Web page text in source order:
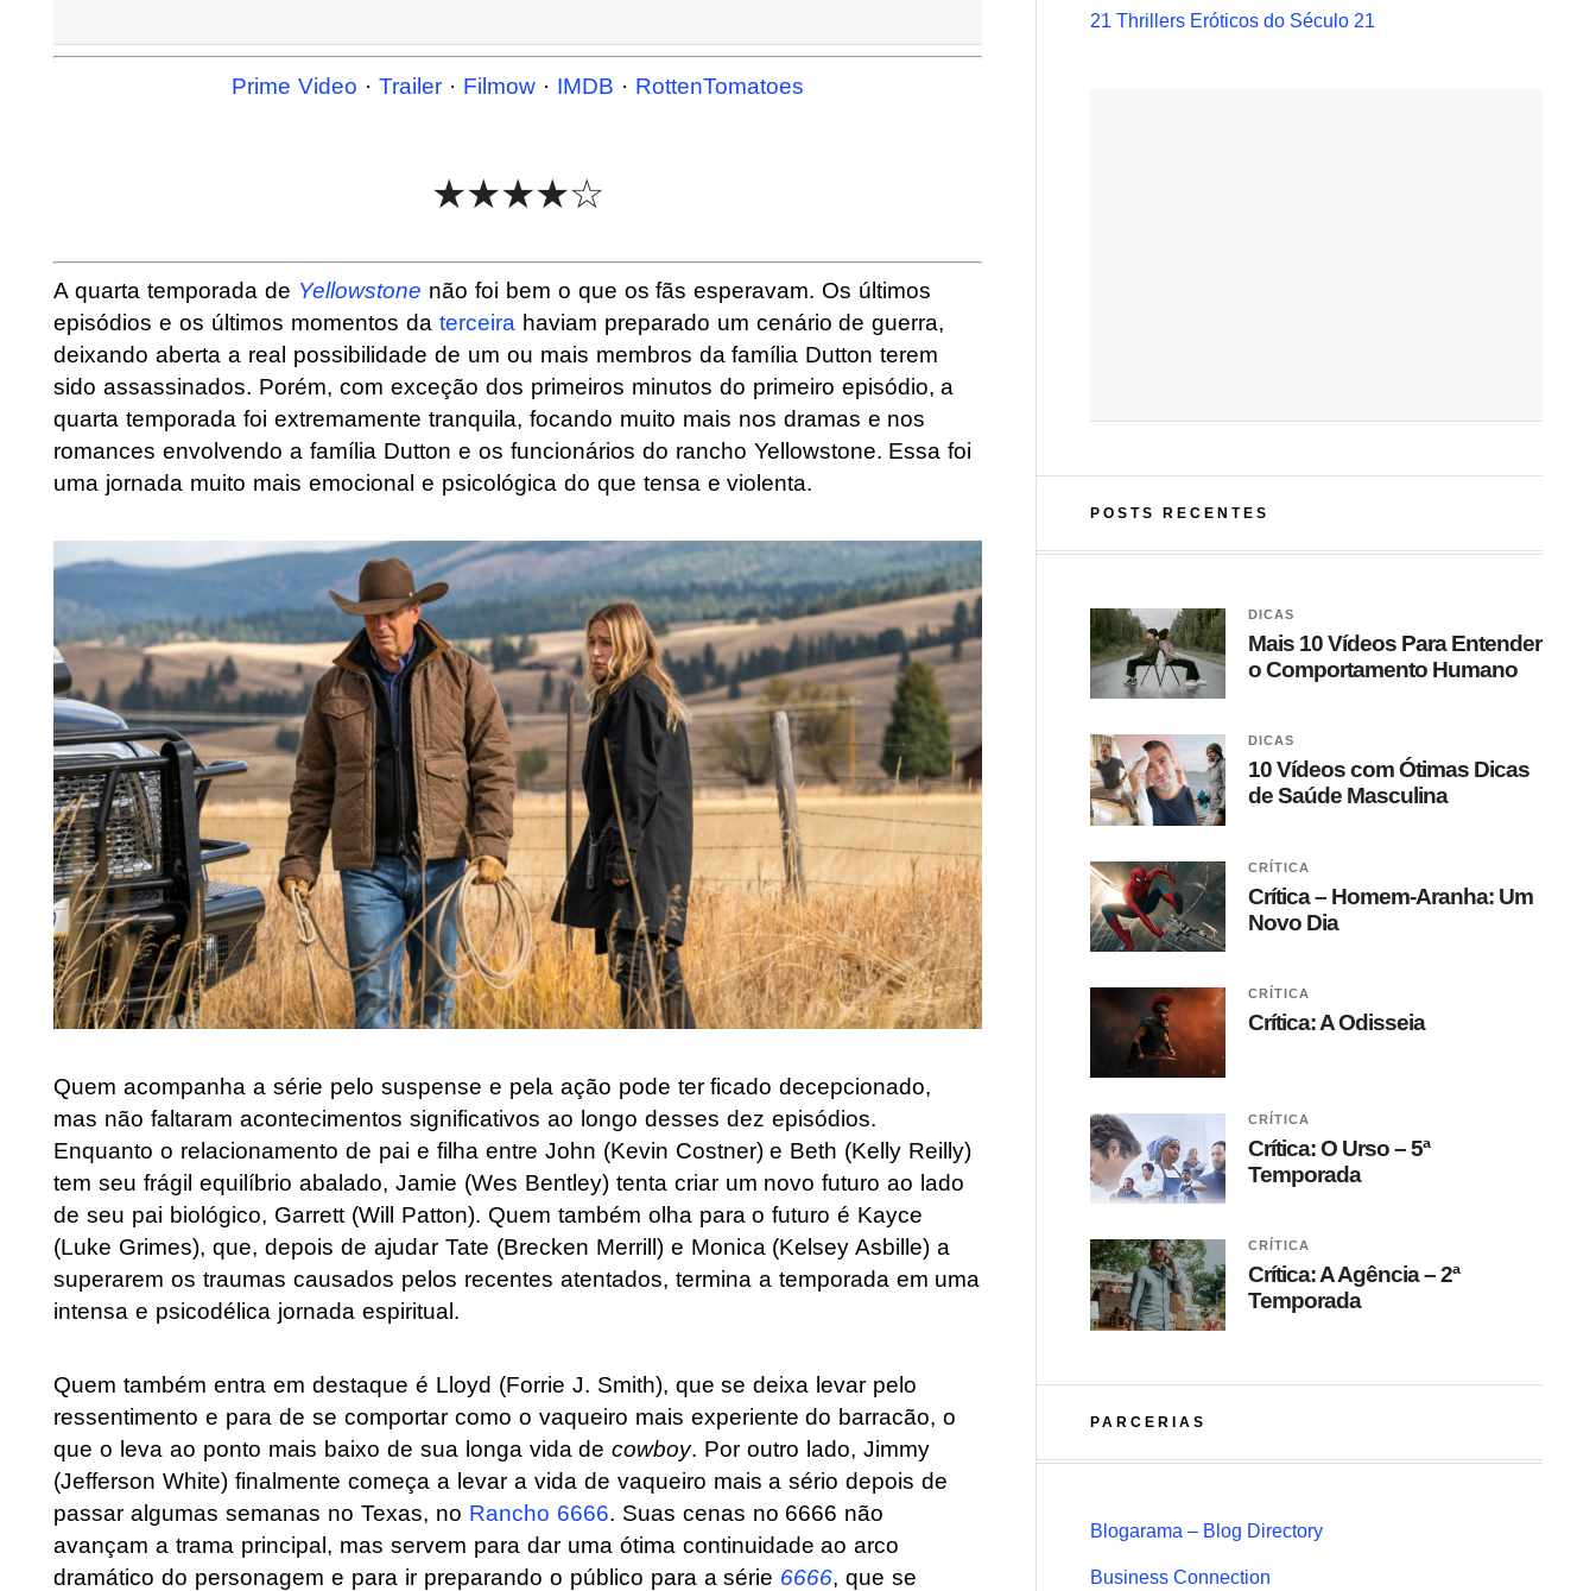
Prime Video · Trailer· Filmow· IMDB · RottenTomatoes
★★★★☆
A quarta temporada de Yellowstone não foi bem o que os fãs esperavam. Os últimos
episódios e os últimos momentos da terceira haviam preparado um cenário de guerra,
deixando aberta a real possibilidade de um ou mais membros da família Dutton terem
sido assassinados. Porém, com exceção dos primeiros minutos do primeiro episódio, a
quarta temporada foi extremamente tranquila, focando muito mais nos dramas e nos
romances envolvendo a família Dutton e os funcionários do rancho Yellowstone. Essa foi
uma jornada muito mais emocional e psicológica do que tensa e violenta.
Quem acompanha a série pelo suspense e pela ação pode ter ficado decepcionado,
mas não faltaram acontecimentos significativos ao longo desses dez episódios.
Enquanto o relacionamento de pai e filha entre John (Kevin Costner) e Beth (Kelly Reilly)
tem seu frágil equilíbrio abalado, Jamie (Wes Bentley) tenta criar um novo futuro ao lado
de seu pai biológico, Garrett (Will Patton). Quem também olha para o futuro é Kayce
(Luke Grimes), que, depois de ajudar Tate (Brecken Merrill) e Monica (Kelsey Asbille) a
superarem os traumas causados pelos recentes atentados, termina a temporada em uma
intensa e psicodélica jornada espiritual.
Quem também entra em destaque é Lloyd (Forrie J. Smith), que se deixa levar pelo
ressentimento e para de se comportar como o vaqueiro mais experiente do barracão, o
que o leva ao ponto mais baixo de sua longa vida decowboy. Por outro lado, Jimmy
(Jefferson White) finalmente começa a levar a vida de vaqueiro mais a sério depois de
passar algumas semanas no Texas, no Rancho 6666. Suas cenas no 6666 não
avançam a trama principal, mas servem para dar uma ótima continuidade ao arco
dramático do personagem e para ir preparando o público para a série 6666, que se
21 Thrillers Eróticos do Século 21
POSTS RECENTES
DICAS
Mais 10 Vídeos Para Entender
o Comportamento Humano
DICAS
10 Vídeos com Ótimas Dicas
de Saúde Masculina
CRÍTICA
Crítica – Homem-Aranha: Um
Novo Dia
CRÍTICA
Crítica: A Odisseia
CRÍTICA
Crítica: O Urso – 5ª
Temporada
CRÍTICA
Crítica: A Agência – 2ª
Temporada
PARCERIAS
Blogarama – Blog Directory
Business Connection